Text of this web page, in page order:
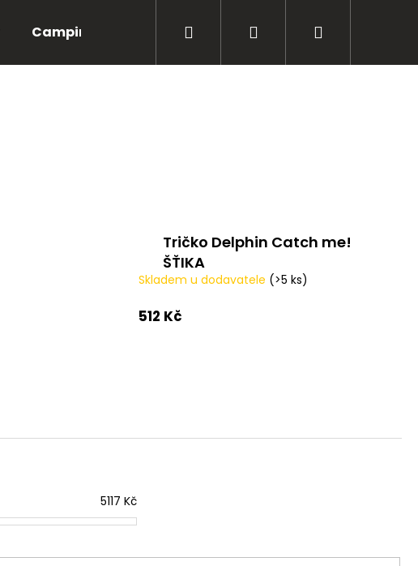
Camping Bižuterie Péče o úlovky
Přihlášení
Tričko Delphin Catch me!
ŠŤIKA
Skladem u dodavatele (>5 ks)
512 Kč
5117 Kč